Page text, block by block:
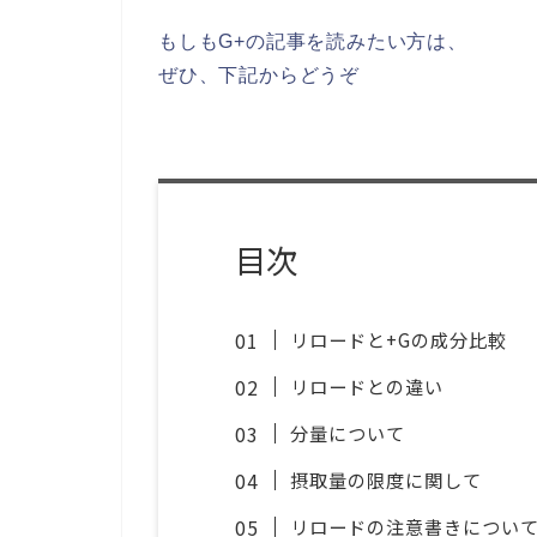
もしもG+の記事を読みたい方は、
ぜひ、下記からどうぞ
目次
リロードと+Gの成分比較
リロードとの違い
分量について
摂取量の限度に関して
リロードの注意書きについて